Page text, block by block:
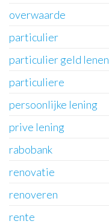
overwaarde
particulier
particulier geld lenen
particuliere
persoonlijke lening
prive lening
rabobank
renovatie
renoveren
rente